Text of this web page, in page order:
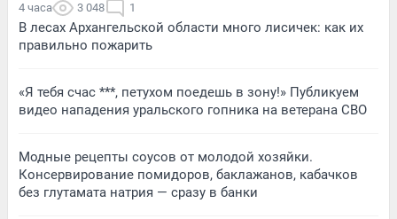
4 часа 3 048 1
В лесах Архангельской области много лисичек: как их
правильно пожарить
«Я тебя счас ***, петухом поедешь в зону!» Публикуем
видео нападения уральского гопника на ветерана СВО
Модные рецепты соусов от молодой хозяйки.
Консервирование помидоров, баклажанов, кабачков
без глутамата натрия — сразу в банки